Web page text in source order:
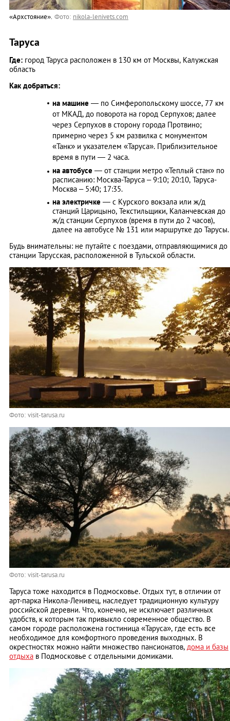
«Архстояние». Фото: nikola-lenivets.com
Таруса
Где: город Таруса расположен в 130 км от Москвы, Калужская
область
Как добраться:
на машине — по Симферопольскому шоссе, 77 км
от МКАД, до поворота на город Серпухов; далее
через Серпухов в сторону города Протвино;
примерно через 5 км развилка с монументом
«Танк» и указателем «Таруса». Приблизительное
время в пути — 2 часа.
на автобусе — от станции метро «Теплый стан» по
расписанию: Москва-Таруса – 9:10; 20:10, Таруса-
Москва – 5:40; 17:35.
на электричке — с Курского вокзала или ж/д
станций Царицыно, Текстильщики, Каланчевская до
ж/д станции Серпухов (время в пути до 2 часов),
далее на автобусе № 131 или маршрутке до Тарусы.
Будь внимательны: не путайте с поездами, отправляющимися до
станции Тарусская, расположенной в Тульской области.
Фото: visit-tarusa.ru
Фото: visit-tarusa.ru
Таруса тоже находится в Подмосковье. Отдых тут, в отличии от
арт-парка Никола-Ленивец, наследует традиционную культуру
российской деревни. Что, конечно, не исключает различных
удобств, к которым так привыкло современное общество. В
самом городе расположена гостиница «Таруса», где есть все
необходимое для комфортного проведения выходных. В
окрестностях можно найти множество пансионатов, дома и базы
отдыха в Подмосковье с отдельными домиками.